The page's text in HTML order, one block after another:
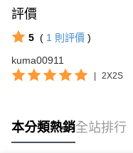
評價
5 ( 1 則評價 )
kuma00911
2X2S
本分類熱銷全站排行